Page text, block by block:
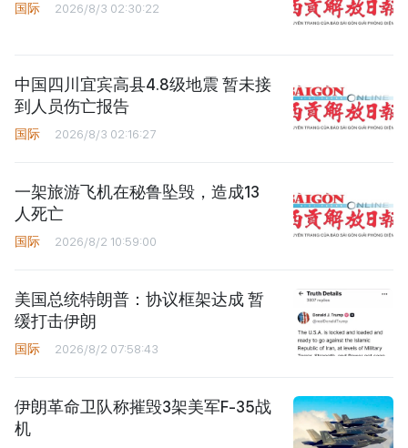
国际 2026/8/3 02:30:22
中国四川宜宾高县4.8级地震 暂未接
到人员伤亡报告
国际 2026/8/3 02:16:27
一架旅游飞机在秘鲁坠毁，造成13
人死亡
国际 2026/8/2 10:59:00
美国总统特朗普：协议框架达成 暂
缓打击伊朗
国际 2026/8/2 07:58:43
伊朗革命卫队称摧毁3架美军F-35战
机